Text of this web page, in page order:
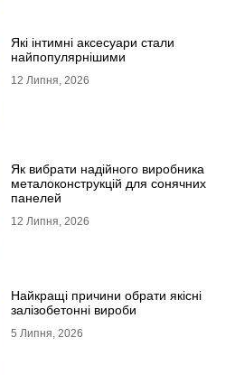
Які інтимні аксесуари стали
найпопулярнішими
12 Липня, 2026
Як вибрати надійного виробника
металоконструкцій для сонячних
панелей
12 Липня, 2026
Найкращі причини обрати якісні
залізобетонні вироби
5 Липня, 2026